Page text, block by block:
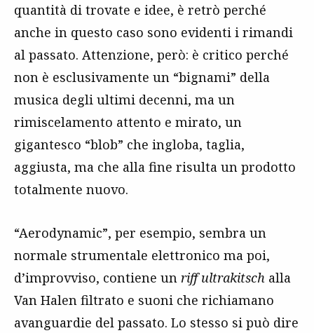
quantità di trovate e idee, è retrò perché
anche in questo caso sono evidenti i rimandi
al passato. Attenzione, però: è critico perché
non è esclusivamente un “bignami” della
musica degli ultimi decenni, ma un
rimiscelamento attento e mirato, un
gigantesco “blob” che ingloba, taglia,
aggiusta, ma che alla fine risulta un prodotto
totalmente nuovo.
“Aerodynamic”, per esempio, sembra un
normale strumentale elettronico ma poi,
d’improvviso, contiene un riff ultrakitsch alla
Van Halen filtrato e suoni che richiamano
avanguardie del passato. Lo stesso si può dire